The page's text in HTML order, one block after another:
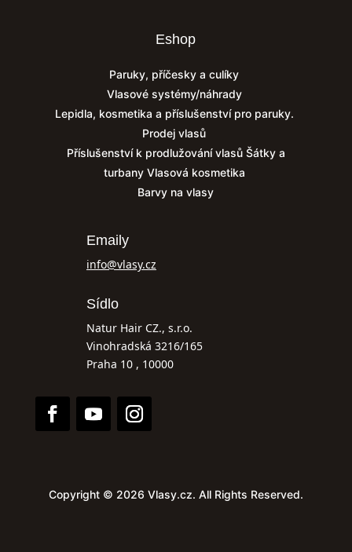
Eshop
Paruky, příčesky a culíky
Vlasové systémy/náhrady
Lepidla, kosmetika a příslušenství pro paruky.
Prodej vlasů
Příslušenství k prodlužování vlasů Šátky a
turbany Vlasová kosmetika
Barvy na vlasy
Emaily
info@vlasy.cz
Sídlo
Natur Hair CZ., s.r.o.
Vinohradská 3216/165
Praha 10 , 10000
Copyright © 2026 Vlasy.cz. All Rights Reserved.